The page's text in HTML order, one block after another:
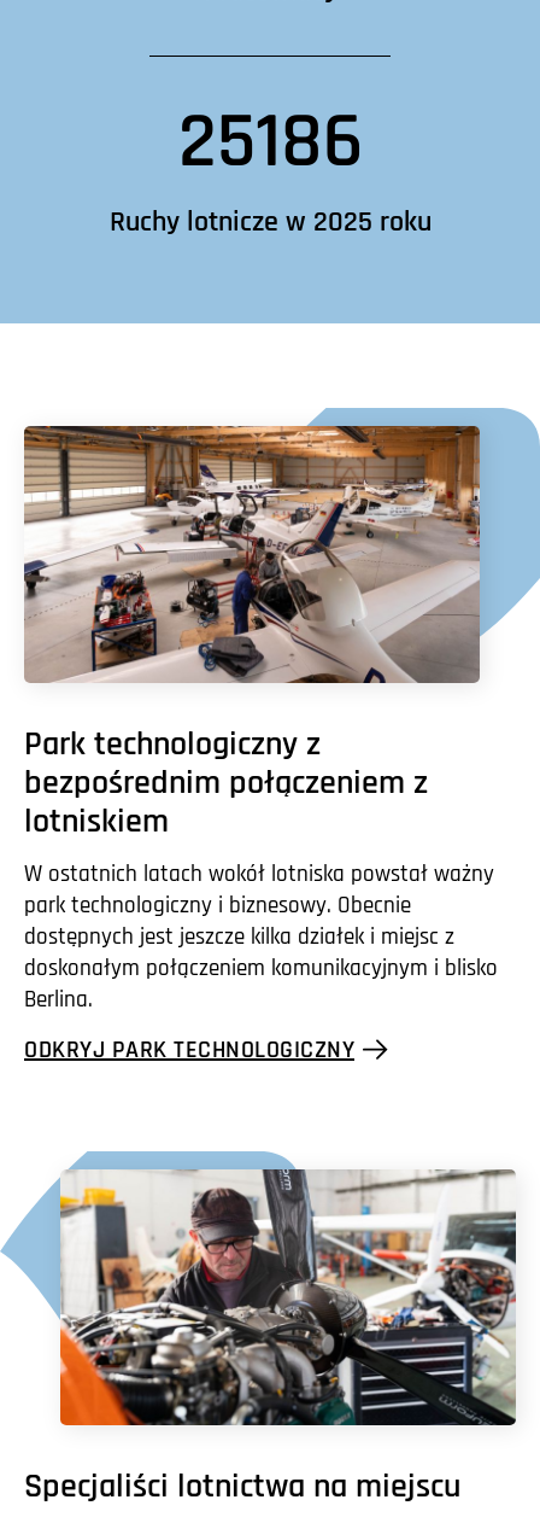
25186
Ruchy lotnicze w 2025 roku
Park technologiczny z
bezpośrednim połączeniem z
lotniskiem
W ostatnich latach wokół lotniska powstał ważny
park technologiczny i biznesowy. Obecnie
dostępnych jest jeszcze kilka działek i miejsc z
doskonałym połączeniem komunikacyjnym i blisko
Berlina.
ODKRYJ PARK TECHNOLOGICZNY
Specjaliści lotnictwa na miejscu